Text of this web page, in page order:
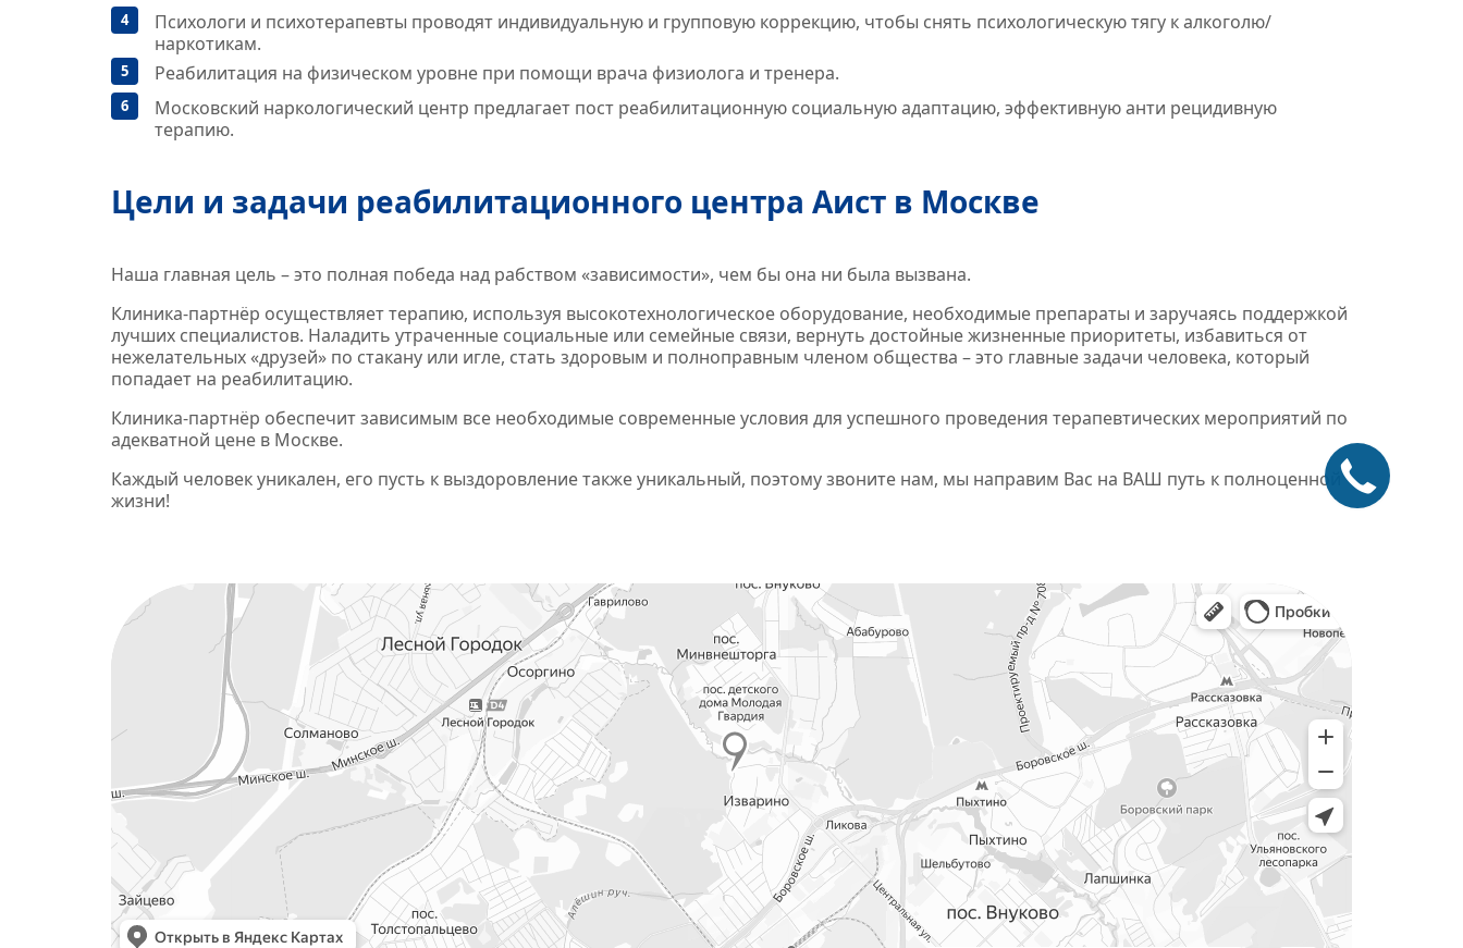
Психологи и психотерапевты проводят индивидуальную и групповую коррекцию, чтобы снять психологическую тягу к алкоголю/
наркотикам.
Реабилитация на физическом уровне при помощи врача физиолога и тренера.
Московский наркологический центр предлагает пост реабилитационную социальную адаптацию, эффективную анти рецидивную
терапию.
Цели и задачи реабилитационного центра Аист в Москве
Наша главная цель – это полная победа над рабством «зависимости», чем бы она ни была вызвана.
Клиника‑партнёр осуществляет терапию, используя высокотехнологическое оборудование, необходимые препараты и заручаясь поддержкой
лучших специалистов. Наладить утраченные социальные или семейные связи, вернуть достойные жизненные приоритеты, избавиться от
нежелательных «друзей» по стакану или игле, стать здоровым и полноправным членом общества – это главные задачи человека, который
попадает на реабилитацию.
Клиника‑партнёр обеспечит зависимым все необходимые современные условия для успешного проведения терапевтических мероприятий по
адекватной цене в Москве.
Каждый человек уникален, его пусть к выздоровление также уникальный, поэтому звоните нам, мы направим Вас на ВАШ путь к полноценной
жизни!